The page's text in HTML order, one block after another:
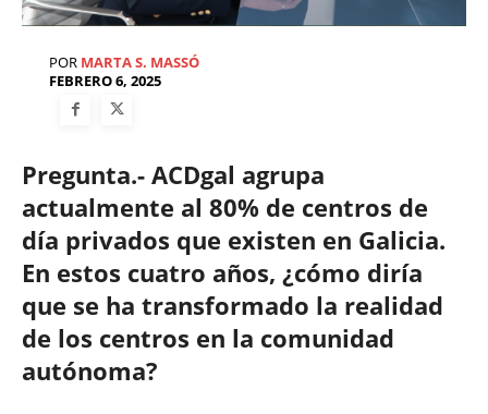
POR MARTA S. MASSÓ
FEBRERO 6, 2025
Pregunta.- ACDgal agrupa
actualmente al 80% de centros de
día privados que existen en Galicia.
En estos cuatro años, ¿cómo diría
que se ha transformado la realidad
de los centros en la comunidad
autónoma?